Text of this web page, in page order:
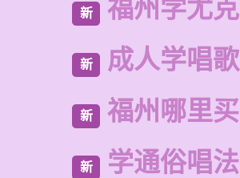
新 福州学尤
新 成人学唱
新 福州哪里
新 学通俗唱